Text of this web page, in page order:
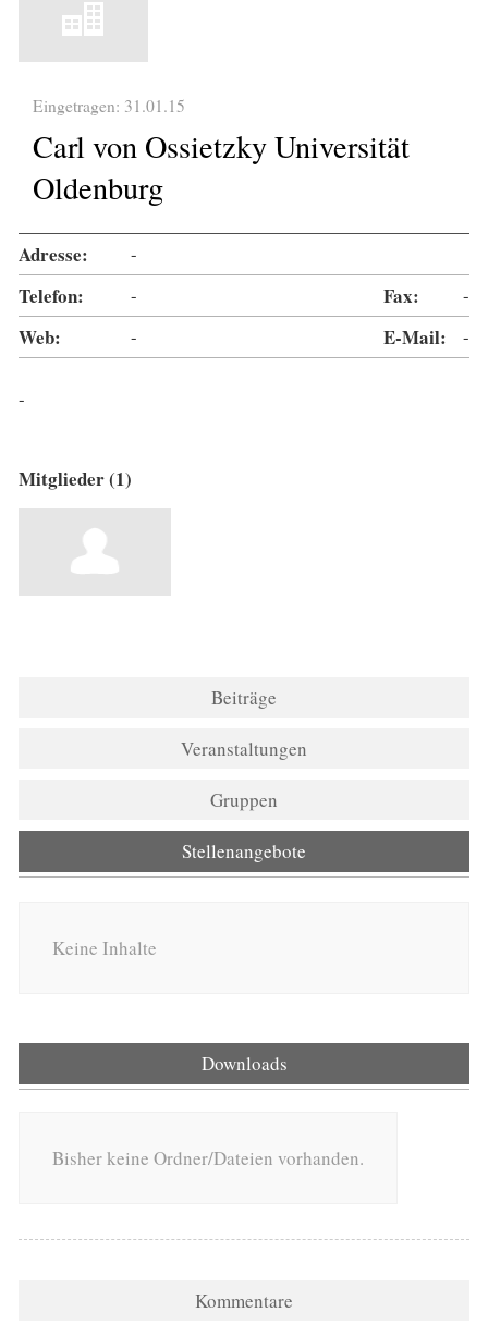
Eingetragen: 31.01.15
Carl von Ossietzky Universität
Oldenburg
Adresse: -
Telefon: - Fax: -
Web: - E-Mail: -
-
Mitglieder (1)
Beiträge
Veranstaltungen
Gruppen
Stellenangebote
Keine Inhalte
Downloads
Bisher keine Ordner/Dateien vorhanden.
Kommentare